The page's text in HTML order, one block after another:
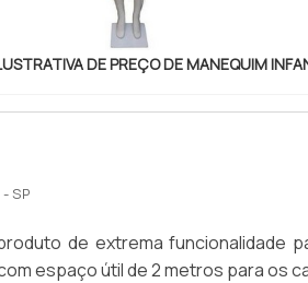
DE PREÇO DE MANEQUIM
SP
de extrema funcionalidade
espaço útil de 2 metros para os